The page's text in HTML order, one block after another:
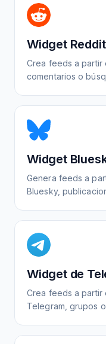
Widget Reddit
Crea feeds a partir
comentarios o
Widget
Genera feeds a
Bluesky,
Widget de
Crea feeds a partir
Telegram, grupos